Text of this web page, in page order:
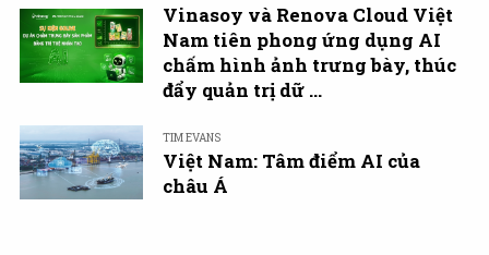
Vinasoy và Renova Cloud Việt
Nam tiên phong ứng dụng AI
chấm hình ảnh trưng bày, thúc
đẩy quản trị dữ ...
TIM EVANS
Việt Nam: Tâm điểm AI của
châu Á